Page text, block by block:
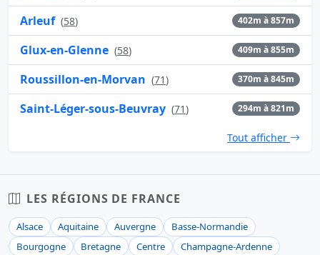
Arleuf (58) 402m à 857m
Glux-en-Glenne (58) 409m à 855m
Roussillon-en-Morvan (71) 370m à 845m
Saint-Léger-sous-Beuvray (71) 294m à 821m
Tout afficher
LES RÉGIONS DE FRANCE
Alsace Aquitaine Auvergne
Basse-Normandie
Bourgogne
Bretagne Centre
Champagne-Ardenne